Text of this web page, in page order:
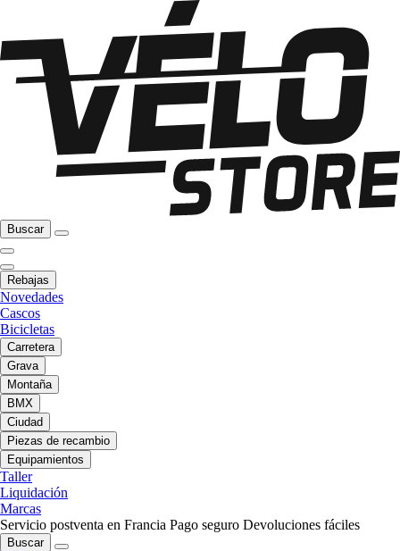
Buscar
Rebajas
Novedades
Cascos
Bicicletas
Carretera
Grava
Montaña
BMX
Ciudad
Piezas de recambio
Equipamientos
Taller
Liquidación
Marcas
Servicio postventa en Francia Pago seguro Devoluciones fáciles
Buscar